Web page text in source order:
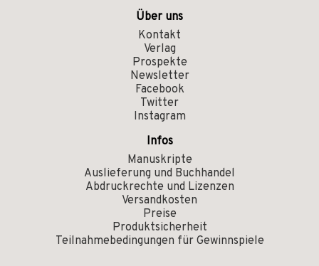
Über uns
Kontakt
Verlag
Prospekte
Newsletter
Facebook
Twitter
Instagram
Infos
Manuskripte
Auslieferung und Buchhandel
Abdruckrechte und Lizenzen
Versandkosten
Preise
Produktsicherheit
Teilnahmebedingungen für Gewinnspiele